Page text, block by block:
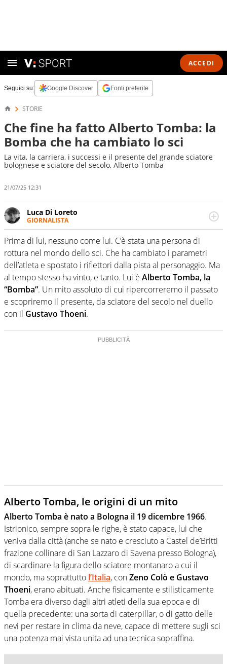
ACCEDI
Seguici su: Google Discover Fonti preferite
STORIE
Che fine ha fatto Alberto Tomba: la
Bomba che ha cambiato lo sci
La vita, la carriera, i successi e il presente del grande sciatore
bolognese e sciatore del secolo, Alberto Tomba
21/07/25 12:31
Luca Di Loreto
GIORNALISTA
Giornalista pubblicista, appassionato di sport ma calcio e
tennis restano un capitolo ineguagliabile. Ho capito che il
calcio è una cosa seria quando ho pianto nel giorno in
cui Del Piero ha smesso di giocare. Ho scoperto che dopo
Federer e Nadal il tennis ha vita ancora lunga quando un
giovanissimo italiano fulvo di 19 anni - era il 2020 -
esultava a Sofia per la prima volta in carriera
Prima di lui, nessuno come lui. C’è stata una persona di
rottura nel mondo dello sci. Che ha cambiato i parametri
dell’atleta e spostato i riflettori dalla pista al personaggio. Ma
al tempo stesso ha vinto, e tanto. Lui è Alberto Tomba, la
“Bomba”. Un mito assoluto di cui ripercorreremo il passato
e scopriremo il presente, da sciatore del secolo nel duello
con il Gustavo Thoeni.
Alberto Tomba, le origini di un mito
Alberto Tomba è nato a Bologna il 19 dicembre 1966.
Istrionico, sempre sopra le righe, è stato capace, lui che
veniva dalla città (anche se nato e cresciuto a Castel de’Britti
frazione collinare di San Lazzaro di Savena presso Bologna),
di scardinare la figura dello sciatore montanaro a cui il
mondo, ma soprattutto l’Italia, conZeno Colò e Gustavo
Thoeni, erano abituati. Anche fisicamente e stilisticamente
Tomba era diverso dagli altri atleti della sua epoca e di
quella precedente: una sorta di caterpillar, o di gatto delle
nevi per restare in clima da neve, capace di mettere sugli sci
una potenza mai vista unita ad una tecnica sopraffina.